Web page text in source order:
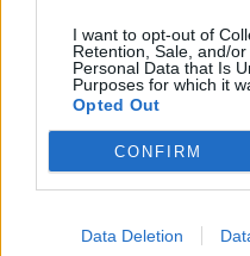
I want to opt-out of
Retention, Sale, and/
Personal Data that Is
Purposes for which it
Opted Out
CONFIRM
Data Deletion
Ελλάδα
28/09/2017 - 03:00